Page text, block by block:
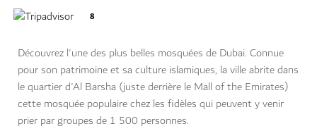
8
Découvrez l'une des plus belles mosquées de Dubai. Connue
pour son patrimoine et sa culture islamiques, la ville abrite dans
le quartier d'Al Barsha (juste derrière le Mall of the Emirates)
cette mosquée populaire chez les fidèles qui peuvent y venir
prier par groupes de 1 500 personnes.